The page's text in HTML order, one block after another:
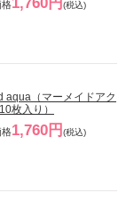
格 (税込)
aqua（マーメイドアク
枚入り）
格1,760円 (税込)